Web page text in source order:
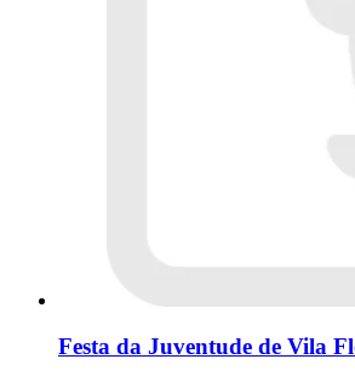
Festa da Juventude de Vila